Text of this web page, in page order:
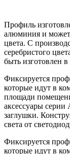
Профиль
алюминия и
цвета. С
серебристого
быть изготовлен
Фиксируется
которые идут в
площади
аксессуары
заглушки.
света от
Фиксируется
которые идут в